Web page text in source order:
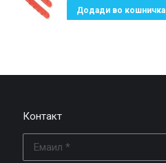
Додади во кошничка
Контакт